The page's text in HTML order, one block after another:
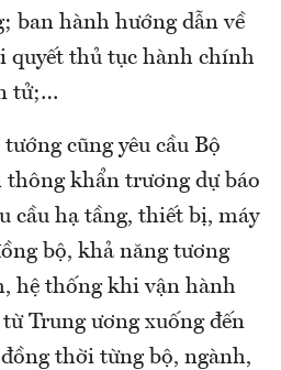
ban hành hướng dẫn về
quyết thủ tục hành chính
tử;…
cũng yêu cầu Bộ
thông khẩn trương dự báo
cầu hạ tầng, thiết bị, máy
bộ, khả năng tương
hệ thống khi vận hành
Trung ương xuống đến
thời từng bộ, ngành,